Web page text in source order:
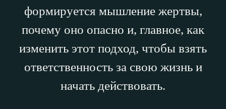
формируется мышление жертвы,
почему оно опасно и, главное, как
изменить этот подход, чтобы взять
ответственность за свою жизнь и
начать действовать.